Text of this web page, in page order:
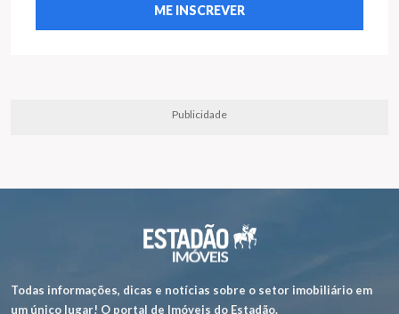
Publicidade
Todas informações, dicas e notícias sobre o setor imobiliário em
um único lugar! O portal de Imóveis do Estadão.